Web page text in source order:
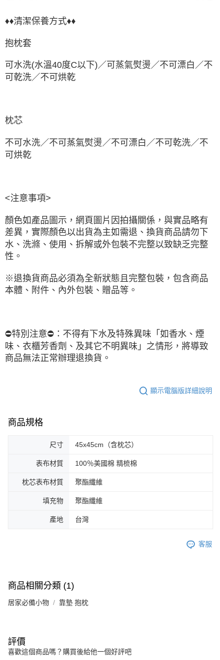
♦♦清潔保養方式♦♦
抱枕套
可水洗(水溫40度C以下)／可蒸氣熨燙／不可漂白／不
可乾洗／不可烘乾
枕芯
不可水洗／不可蒸氣熨燙／不可漂白／不可乾洗／不
可烘乾
<注意事項>
顏色如產品圖示，網頁圖片因拍攝關係，與實品略有
差異，實際顏色以出貨為主如需退、換貨商品請勿下
水、洗滌、使用、拆解或外包裝不完整以致缺乏完整
性。
※退換貨商品必須為全新狀態且完整包裝，包含商品
本體、附件、內外包裝、贈品等。
⛔️特別注意⛔️：不得有下水及特殊異味「如香水、煙
味、衣櫃芳香劑、及其它不明異味」之情形，將導致
商品無法正常辦理退換貨。
顯示電腦版詳細說明
商品規格
尺寸 45x45cm（含枕芯）
表布材質 100％美國棉 精梳棉
枕芯表布材質 聚酯纖維
填充物 聚酯纖維
產地 台灣
客服
商品相關分類 (1)
居家必備小物 靠墊 抱枕
評價
喜歡這個商品嗎？購買後給他一個好評吧